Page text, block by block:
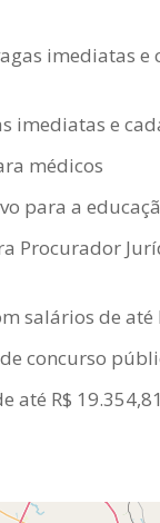
imediatas e
imediatas e
médicos
para a
Procurador
salários de até
concurso
até R$ 19.354,81